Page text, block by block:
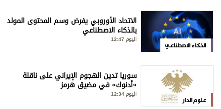
الذكاء الاصطناعي
الاتحاد الأوروبي يفرض وسم المحتوى المولد
بالذكاء الاصطناعي
اليوم 12:47
علوم الدار
سوريا تدين الهجوم الإيراني على ناقلة
«أدنوك» في مضيق هرمز
اليوم 12:34